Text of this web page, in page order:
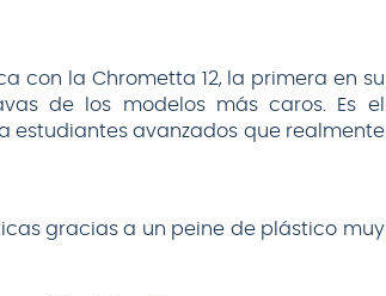
con la Chrometta 12, la primera en su
de los modelos más caros. Es el
estudiantes avanzados que realmente
gracias a un peine de plástico muy